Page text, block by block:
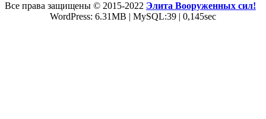
Все права защищены © 2015-2022 Элита Вооруженных сил!
WordPress: 6.31MB | MySQL:39 | 0,145sec